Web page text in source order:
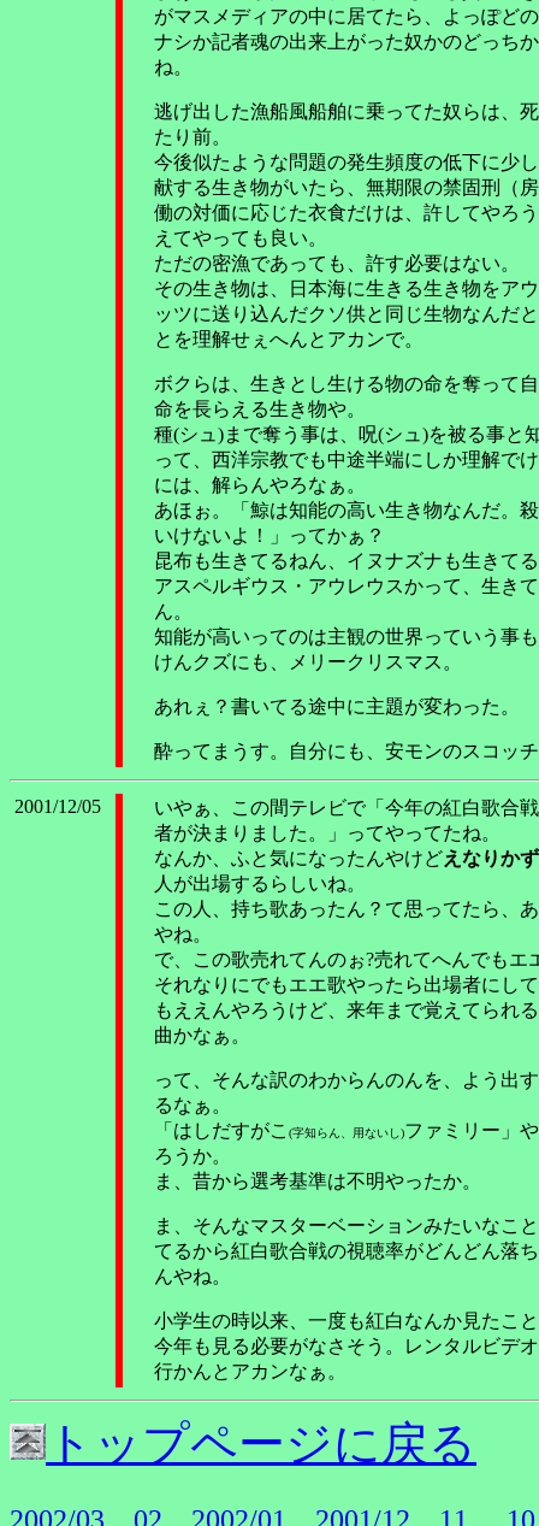
がマスメディアの中に居てたら、よっぽど
ナシか記者魂の出来上がった奴かのどっち
ね。
逃げ出した漁船風船舶に乗ってた奴らは、
たり前。
今後似たような問題の発生頻度の低下に少
献する生き物がいたら、無期限の禁固刑（
働の対価に応じた衣食だけは、許してやろ
えてやっても良い。
ただの密漁であっても、許す必要はない。
その生き物は、日本海に生きる生き物をア
ッツに送り込んだクソ供と同じ生物なんだ
とを理解せぇへんとアカンで。
ボクらは、生きとし生ける物の命を奪って
命を長らえる生き物や。
種(シュ)まで奪う事は、呪(シュ)を被る事と
って、西洋宗教でも中途半端にしか理解で
には、解らんやろなぁ。
あほぉ。「鯨は知能の高い生き物なんだ。
いけないよ！」ってかぁ？
昆布も生きてるねん、イヌナズナも生きて
アスペルギウス・アウレウスかって、生き
ん。
知能が高いってのは主観の世界っていう事
けんクズにも、メリークリスマス。
あれぇ？書いてる途中に主題が変わった。
酔ってまうす。自分にも、安モンのスコッ
2001/12/05
いやぁ、この間テレビで「今年の紅白歌合
者が決まりました。」ってやってたね。
なんか、ふと気になったんやけどえなりか
人が出場するらしいね。
この人、持ち歌あったん？て思ってたら、
やね。
で、この歌売れてんのぉ?売れてへんでもエ
それなりにでもエエ歌やったら出場者にし
もええんやろうけど、来年まで覚えてられ
曲かなぁ。
って、そんな訳のわからんのんを、よう出
るなぁ。
「はしだすがこ (字知らん、用ないし)ファミリー」
ろうか。
ま、昔から選考基準は不明やったか。
ま、そんなマスターベーションみたいなこ
てるから紅白歌合戦の視聴率がどんどん落
んやね。
小学生の時以来、一度も紅白なんか見たこ
今年も見る必要がなさそう。レンタルビデ
行かんとアカンなぁ。
トップページに戻る
2002/03 02 2002/01 2001/12 11 10